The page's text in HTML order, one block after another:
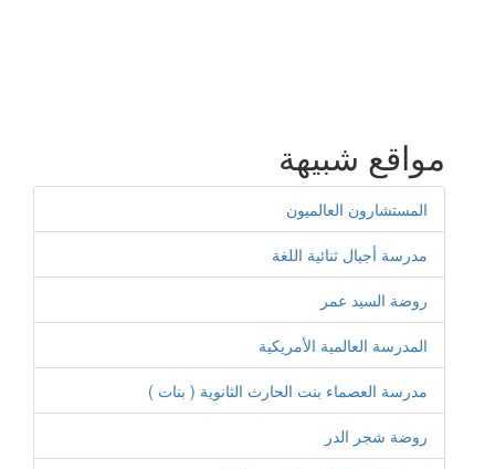
مواقع شبيهة
المستشارون العالميون
مدرسة أجيال ثنائية اللغة
روضة السيد عمر
المدرسة العالمية الأمريكية
مدرسة العصماء بنت الحارث الثانوية ( بنات )
روضة شجر الدر